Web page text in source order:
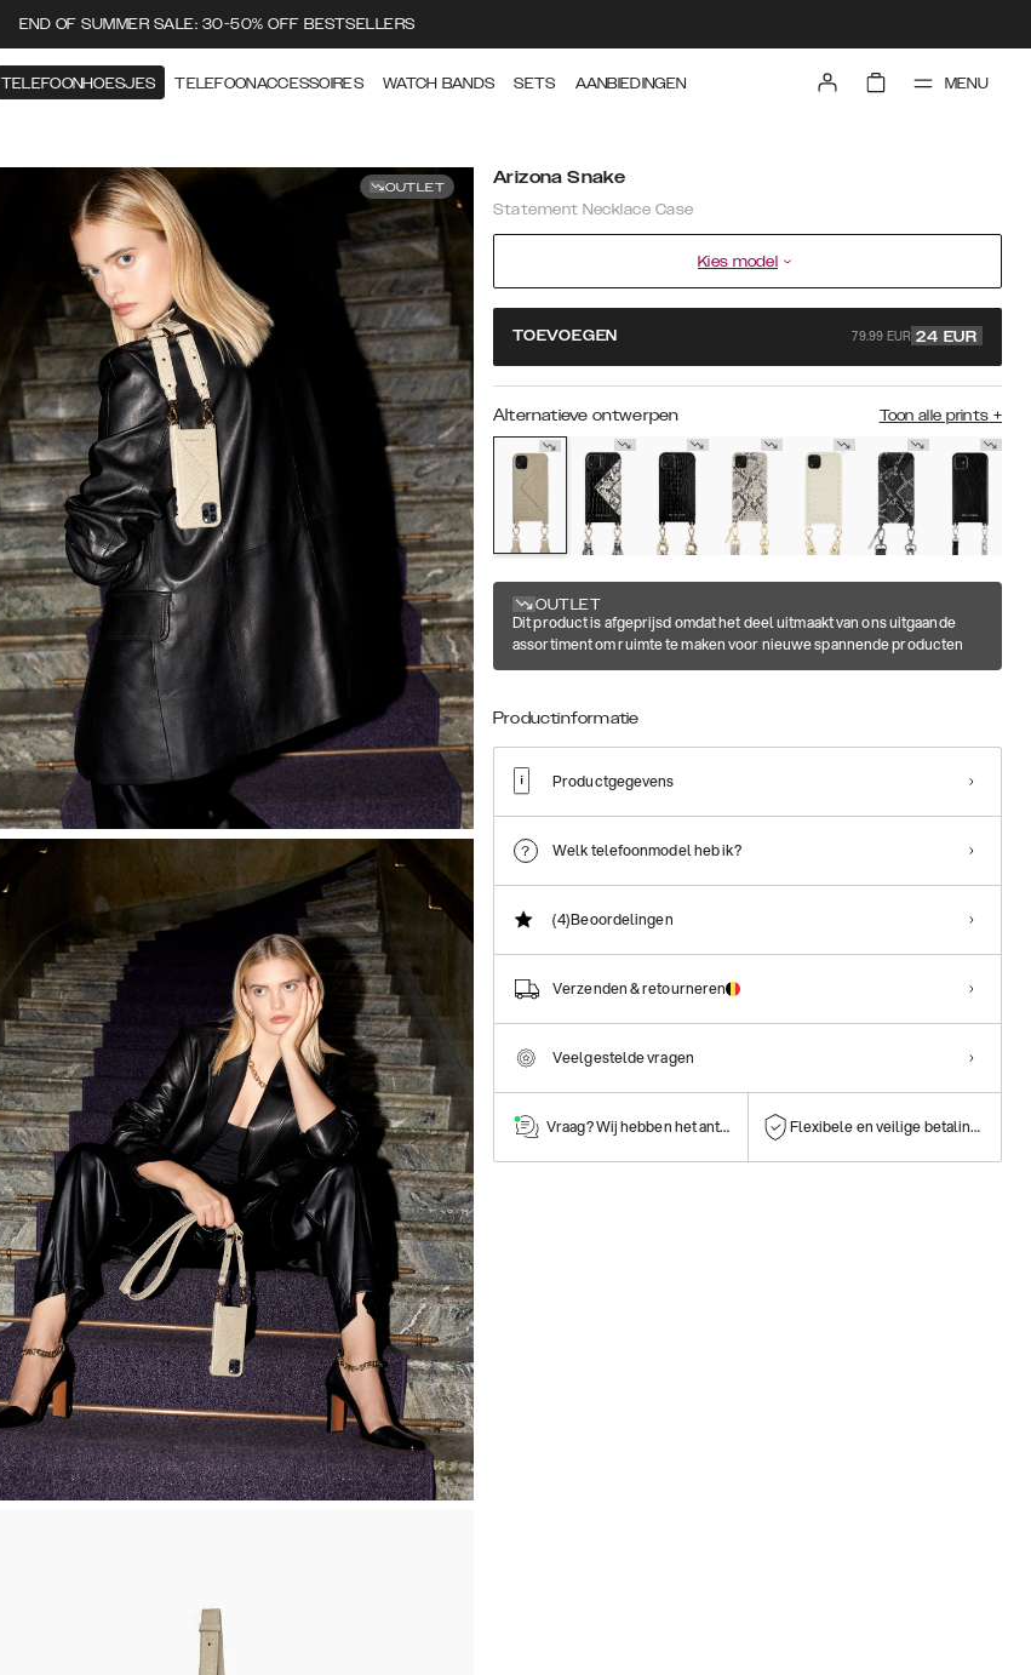
END OF SUMMER SALE: 30-50% OFF BESTSELLERS
TELEFOONHOESJES TELEFOONACCESSOIRES WATCH BANDS SETS AANBIEDINGEN MENU
OUTLET Arizona Snake
Statement Necklace Case
Kies model
TOEVOEGEN 79.99 EUR 24 EUR
Alternatieve ontwerpen Toon alle prints +
OUTLET
Dit product is afgeprijsd omdat het deel uitmaakt van ons uitgaande
assortiment om ruimte te maken voor nieuwe spannende producten
Productinformatie
Productgegevens
Welk telefoonmodel heb ik?
(4)Beoordelingen
Verzenden & retourneren
Veelgestelde vragen
Vraag? Wij hebben het antwoord! Flexibele en veilige betalingen